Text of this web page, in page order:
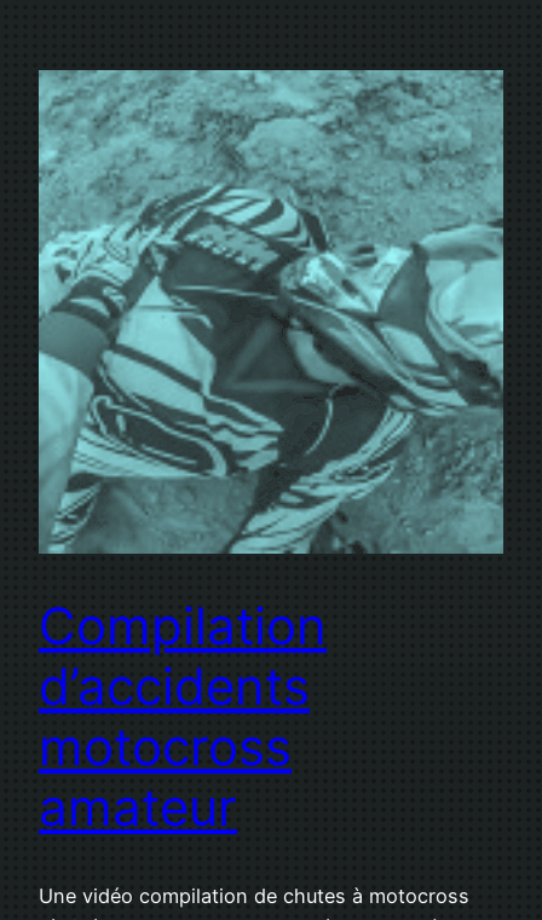
Compilation
d’accidents
motocross
amateur
Une vidéo compilation de chutes à motocross